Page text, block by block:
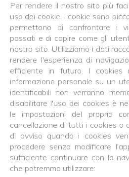
Per rendere il nostro sito più
uso dei cookie. I cookie sono
permettono di confrontare i
passati e di capire come gli
nostro sito. Utilizziamo i dati
rendere l'esperienza di
efficiente in futuro. I cookies
informazione personale su un
identificabili non verranno
disabilitare l'uso dei cookies è
le impostazioni del proprio
cancellazione di tutti i cookies o
di avviso quando i cookies
procedere senza modificare
sufficiente continuare con la
che potremmo utilizzare: